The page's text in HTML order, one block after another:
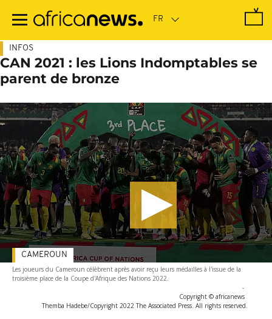
contenu
INFOS
CAN 2021 : les Lions Indomptables se
parent de bronze
Les joueurs du Cameroun célèbrent après avoir reçu leurs médailles à l'issue de la
troisième place de la Coupe d'Afrique des Nations 2022.
-
Copyright © africanews
Themba Hadebe/Copyright 2022 The Associated Press. All rights reserved.
CAMEROUN